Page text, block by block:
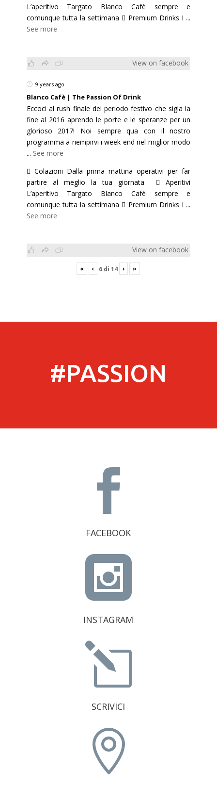
L’aperitivo Targato Blanco Cafè sempre e
comunque tutta la settimana  Premium Drinks I ...
See more
View on facebook
9 years ago
Blanco Cafè | The Passion Of Drink
Eccoci al rush finale del periodo festivo che sigla la
fine al 2016 aprendo le porte e le speranze per un
glorioso 2017! Noi sempre qua con il nostro
programma a riempirvi i week end nel miglior modo
... See more
 Colazioni Dalla prima mattina operativi per far
partire al meglio la tua giornata  Aperitivi
L’aperitivo Targato Blanco Cafè sempre e
comunque tutta la settimana  Premium Drinks I ...
See more
View on facebook
« ‹ 6 di14 › »
#PASSION

FACEBOOK

INSTAGRAM
l
SCRIVICI
